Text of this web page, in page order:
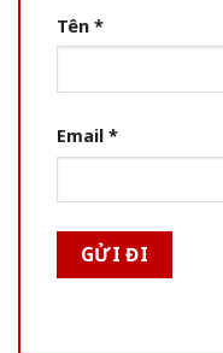
Tên *
Email *